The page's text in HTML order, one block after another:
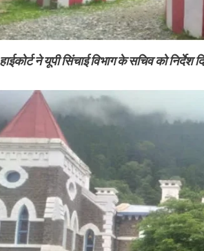
ने यूपी सिंचाई विभाग के सचिव को